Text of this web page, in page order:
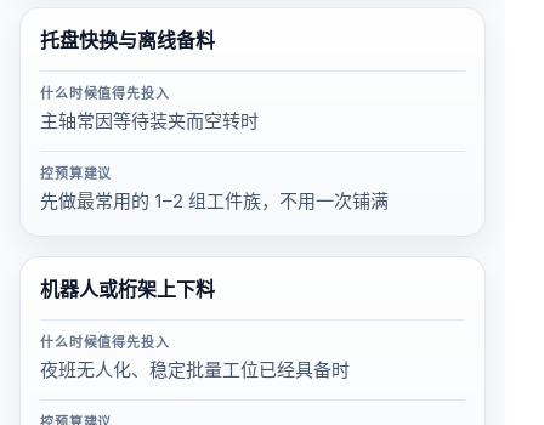
托盘快换与离线备料
什么时候值得先投入
主轴常因等待装夹而空转时
控预算建议
先做最常用的 1–2 组工件族，不用一次铺满
机器人或桁架上下料
什么时候值得先投入
夜班无人化、稳定批量工位已经具备时